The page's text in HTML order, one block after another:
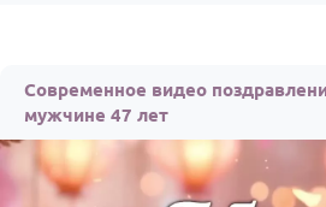
Детям
Все родственники
ПЕРСОНАЛЬНЫЕ
Современное видео
мужчине 47 лет